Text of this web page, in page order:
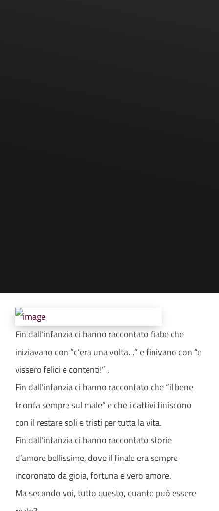
Fin dall’infanzia ci hanno raccontato fiabe che
iniziavano con “c’era una volta…” e finivano con “e
vissero felici e contenti!” .
Fin dall’infanzia ci hanno raccontato che “il bene
trionfa sempre sul male” e che i cattivi finiscono
con il restare soli e tristi per tutta la vita.
Fin dall’infanzia ci hanno raccontato storie
d’amore bellissime, dove il finale era sempre
incoronato da gioia, fortuna e vero amore.
Ma secondo voi, tutto questo, quanto può essere